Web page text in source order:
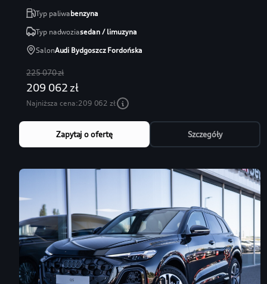
Typ paliwabenzyna
Typ nadwoziasedan / limuzyna
SalonAudi Bydgoszcz Fordońska
225 070 zł
209 062 zł
Najniższa cena:209 062 zł
Zapytaj o ofertę Szczegóły